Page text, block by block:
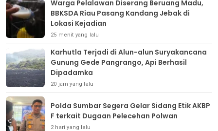
Warga Pelalawan Diserang Beruang Madu,
BBKSDA Riau Pasang Kandang Jebak di
Lokasi Kejadian
25 menit yang lalu
Karhutla Terjadi di Alun-alun Suryakancana
Gunung Gede Pangrango, Api Berhasil
Dipadamka
20 jam yang lalu
Polda Sumbar Segera Gelar Sidang Etik AKBP
F terkait Dugaan Pelecehan Polwan
2 hari yang lalu